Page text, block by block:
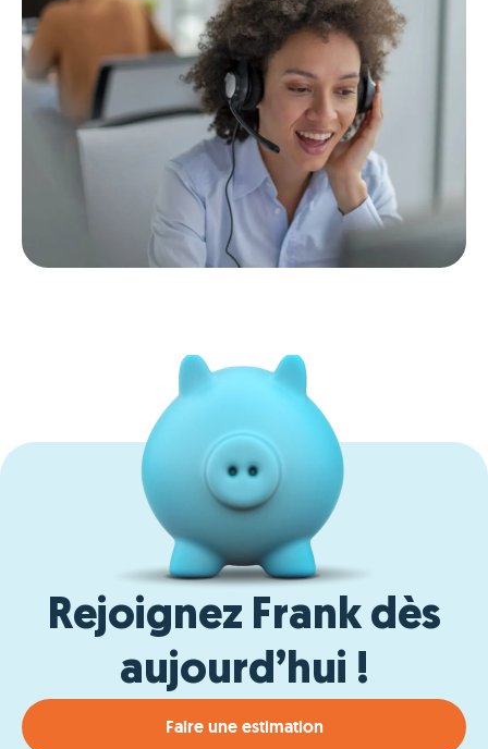
Rejoignez Frank dès
aujourd’hui !
Faire une estimation